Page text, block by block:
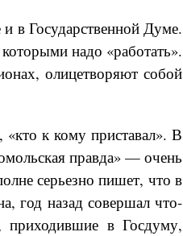
в Государственной Думе.
надо «работать».
олицетворяют собой
«кто к кому приставал». В
правда» — очень
серьезно пишет, что в
год назад совершал что-
приходившие в Госдуму,